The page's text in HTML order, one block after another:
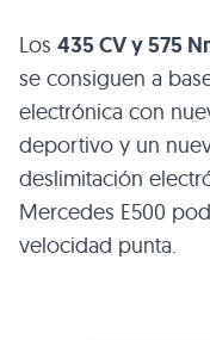
Los 435 CV y 575
se consiguen a
electrónica con
deportivo y un
deslimitación
Mercedes E500
velocidad punta.